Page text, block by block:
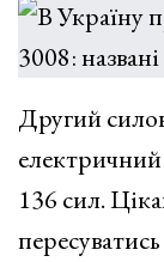
Другий
136 сил.